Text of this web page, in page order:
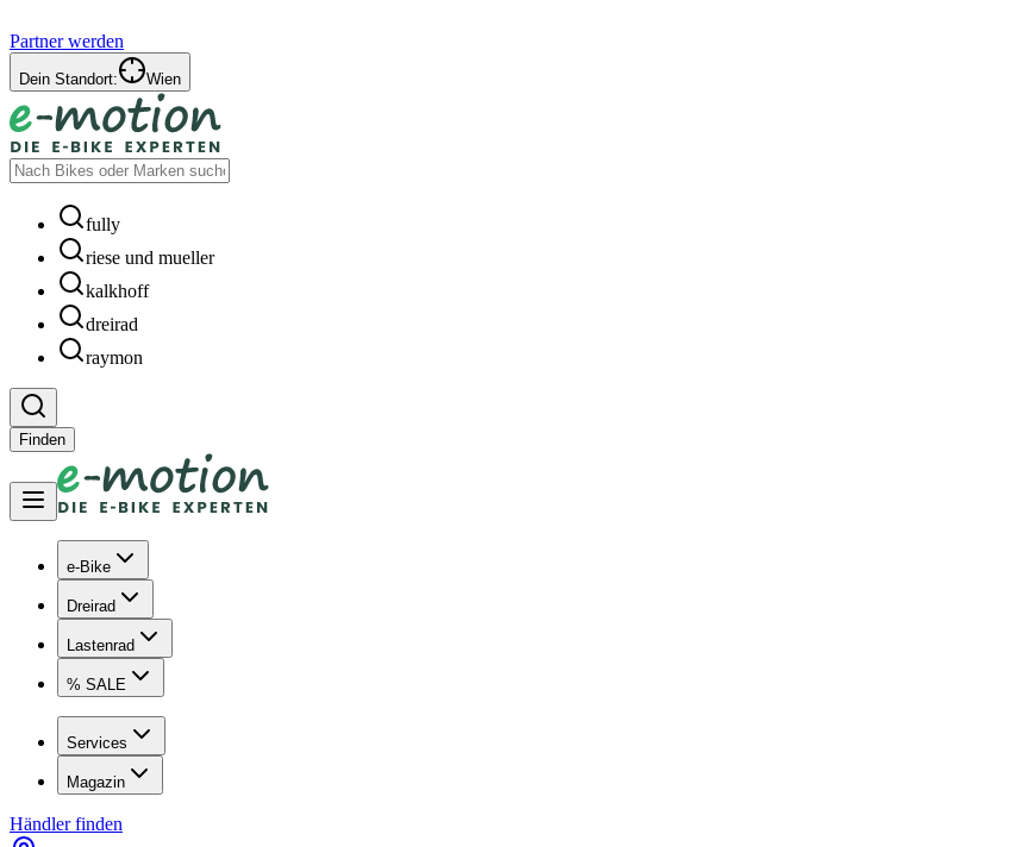
Partner werden
Dein Standort: Wien
fully
riese und mueller
kalkhoff
dreirad
raymon
Finden
e-Bike
Dreirad
Lastenrad
% SALE
Services
Magazin
Händler finden